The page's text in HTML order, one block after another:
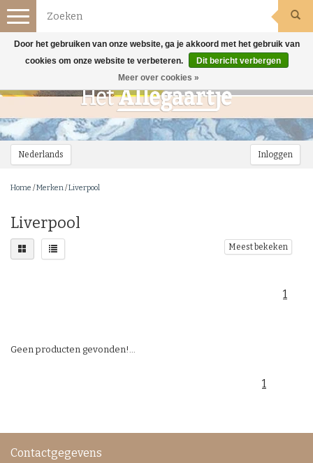
Nederlands Inloggen
Toggle
navigation
Home /Merken/Liverpool
Liverpool
Meest bekeken
1
Geen producten gevonden!...
1
Contactgegevens
Door het gebruiken van onze website, ga je akkoord met het gebruik van
cookies om onze website te verbeteren.
Dit bericht verbergen
Meer over cookies »